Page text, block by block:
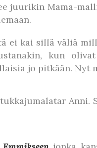
juurikin Mama-
kai sillä väliä
kun
jo pitkään. Nyt